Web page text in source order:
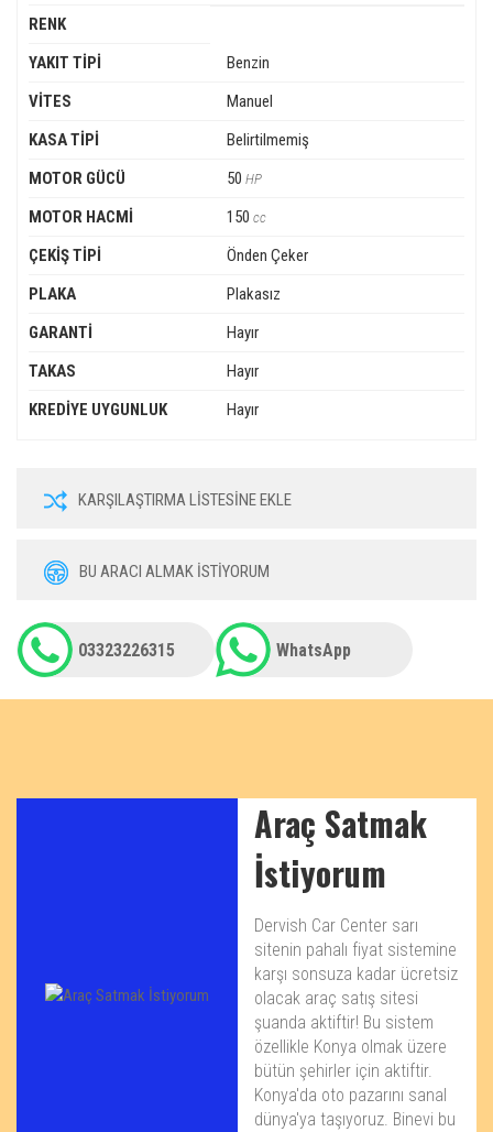
RENK
YAKIT TİPİ
Benzin
VİTES
Manuel
KASA TİPİ
Belirtilmemiş
MOTOR GÜCÜ
50 HP
MOTOR HACMİ 150 cc
ÇEKİŞ TİPİ
Önden Çeker
PLAKA
Plakasız
GARANTİ
Hayır
TAKAS
Hayır
KREDİYE UYGUNLUK
Hayır
KARŞILAŞTIRMA LİSTESİNE EKLE
BU ARACI ALMAK İSTİYORUM
03323226315 WhatsApp
Araç Satmak
İstiyorum
Dervish Car Center sarı
sitenin pahalı fiyat sistemine
karşı sonsuza kadar ücretsiz
olacak araç satış sitesi
şuanda aktiftir! Bu sistem
özellikle Konya olmak üzere
bütün şehirler için aktiftir.
Konya'da oto pazarını sanal
dünya'ya taşıyoruz. Binevi bu